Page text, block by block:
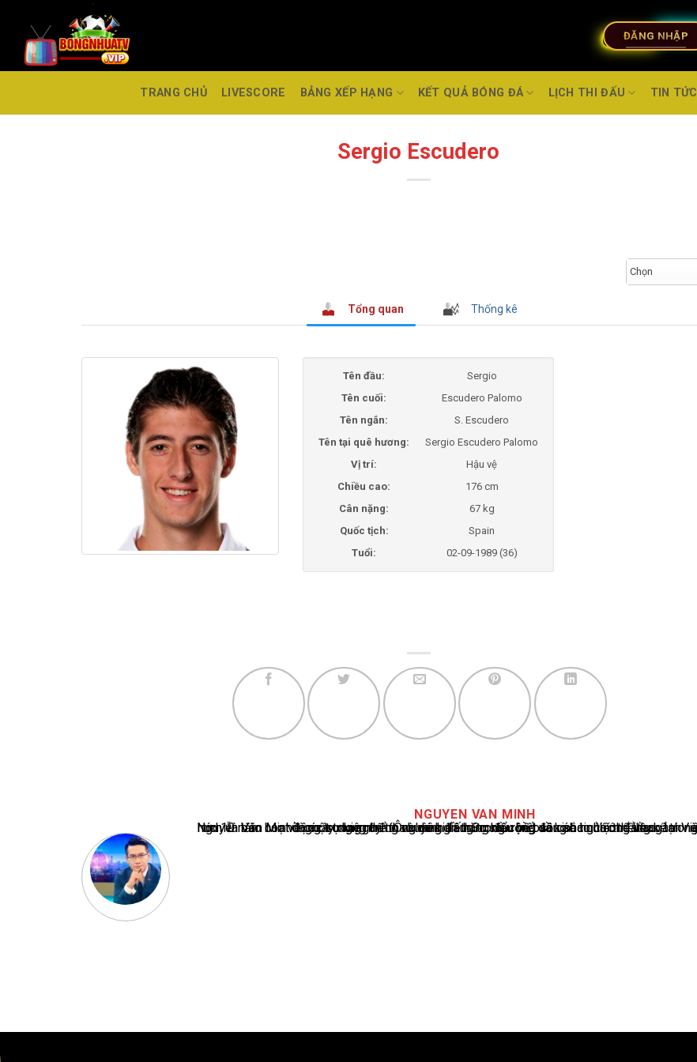
ĐĂNG NHẬP
TRANG CHỦ LIVESCORE BẢNG XẾP HẠNG KẾT QUẢ BÓNG ĐÁ LỊCH THI ĐẤU TIN TỨC
Sergio Escudero
Chọn
Tổng quan Thống kê
Tên đầu:
Sergio
Tên cuối:
Escudero Palomo
Tên ngắn:
S. Escudero
Tên tại quê hương:
Sergio Escudero Palomo
Vị trí:
Hậu vệ
Chiều cao:
176 cm
Cân nặng:
67 kg
Quốc tịch:
Spain
Tuổi:
02-09-1989 (36)
NGUYEN VAN MINH
Nguyễn Văn Minh là một trong những chuyên gia hàng đầu về báo cáo tin tức thể thao tại Việt Nam, với hơn 10 năm hoạt động trong ngành. Ông có kiến thức sâu rộng và kinh nghiệm đáng kể trong việc phân tích và báo cáo về các sự kiện thể thao hàng đầu. Sự hiểu biết sâu sắc của ông về ngành này đã giúp ông xây dựng uy tín và danh tiếng trong cộng đồng báo chí thể thao.